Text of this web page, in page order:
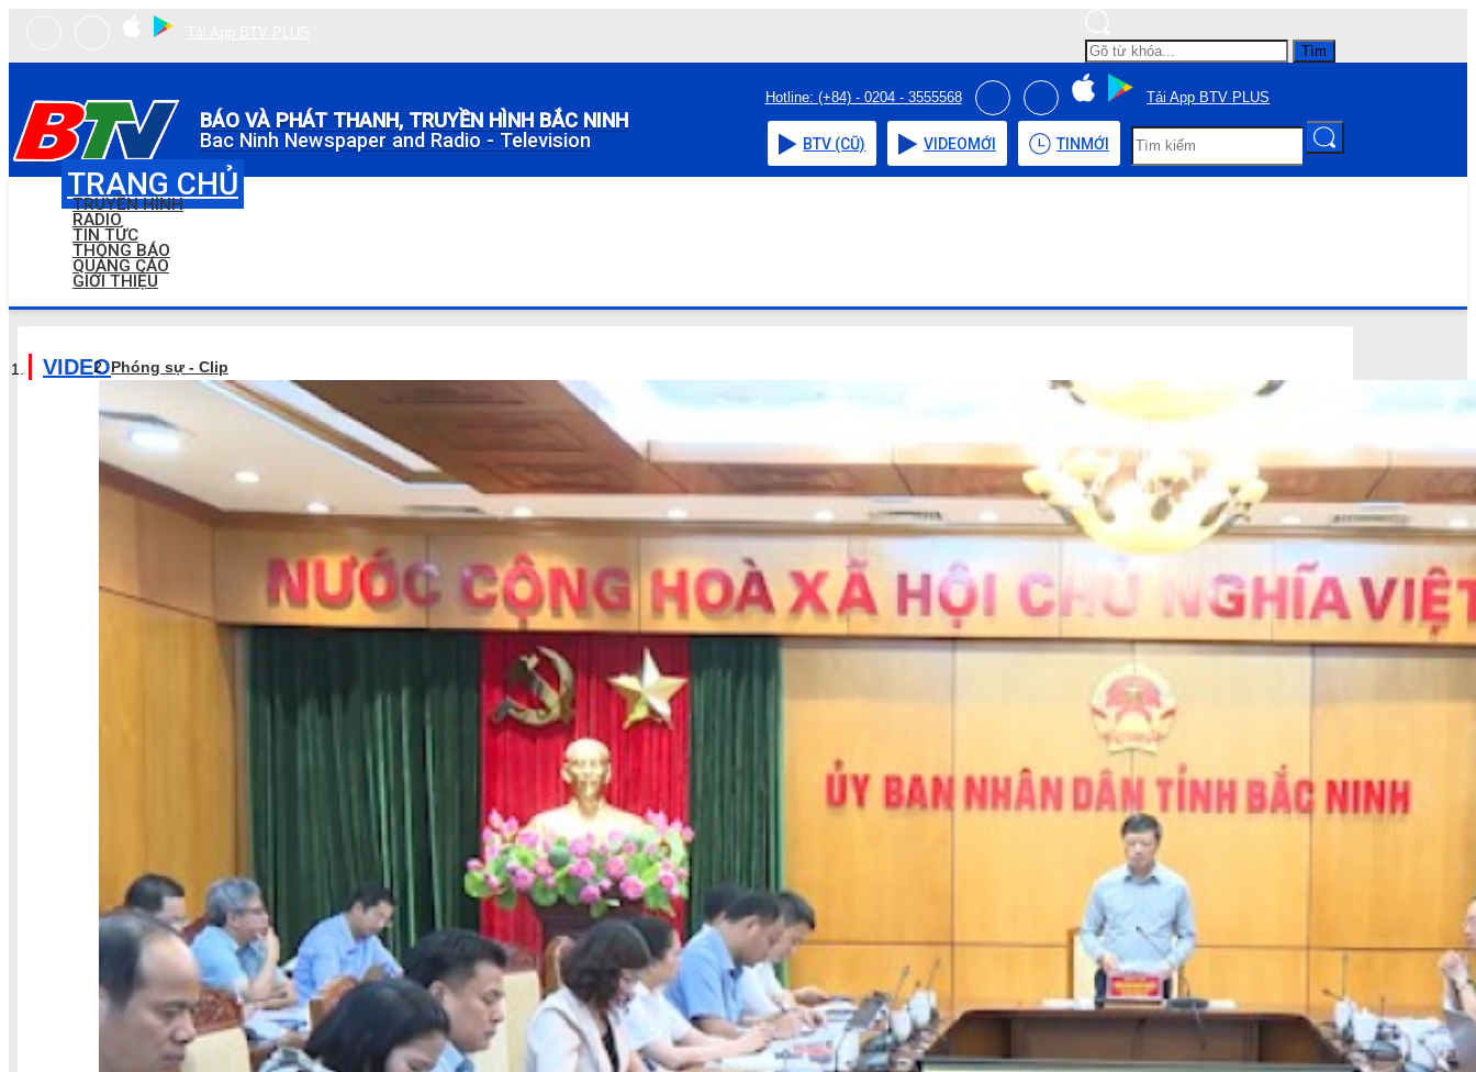
Tìm
BÁO VÀ PHÁT THANH, TRUYỀN HÌNH BẮC NINH
Bac Ninh Newspaper and Radio - Television
Hotline: (+84) - 0204 - 3555568 Tải App BTV PLUS
BTV (CŨ) VIDEOMỚI TIN MỚI
TRANG CHỦ
TRUYỀN HÌNH
RADIO
TIN TỨC
THÔNG BÁO
QUẢNG CÁO
GIỚI THIỆU
VIDEOPhóng sự - Clip